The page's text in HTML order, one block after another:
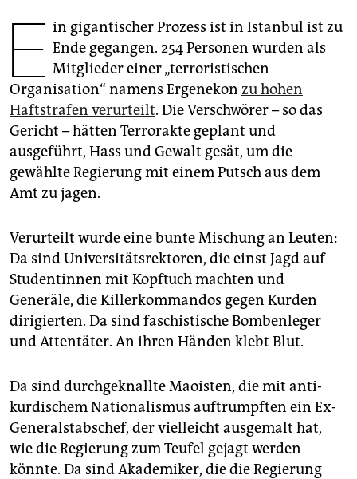
genossenschaft
epaper login
E in gigantischer Prozess ist in Istanbul ist zu
Ende gegangen. 254 Personen wurden als
Mitglieder einer „terroristischen
Organisation“ namens Ergenekon zu hohen
Haftstrafen verurteilt. Die Verschwörer – so das
Gericht – hätten Terrorakte geplant und
ausgeführt, Hass und Gewalt gesät, um die
gewählte Regierung mit einem Putsch aus dem
Amt zu jagen.
Verurteilt wurde eine bunte Mischung an Leuten:
Da sind Universitätsrektoren, die einst Jagd auf
Studentinnen mit Kopftuch machten und
Generäle, die Killerkommandos gegen Kurden
dirigierten. Da sind faschistische Bombenleger
und Attentäter. An ihren Händen klebt Blut.
Da sind durchgeknallte Maoisten, die mit anti-
kurdischem Nationalismus auftrumpften ein Ex-
Generalstabschef, der vielleicht ausgemalt hat,
wie die Regierung zum Teufel gejagt werden
könnte. Da sind Akademiker, die die Regierung